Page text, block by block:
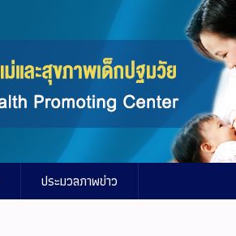
ประมวลภาพข่าว